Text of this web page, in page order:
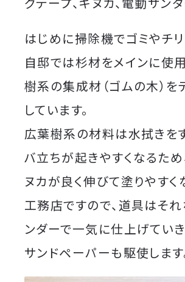
はじめに掃除機でゴミやチ
自邸では杉材をメインに使
樹系の集成材（ゴムの木）
しています。
広葉樹系の材料は水拭きを
バ立ちが起きやすくなるた
ヌカが良く伸びて塗りやすく
工務店ですので、道具はそ
ンダーで一気に仕上げてい
サンドペーパーも駆使します